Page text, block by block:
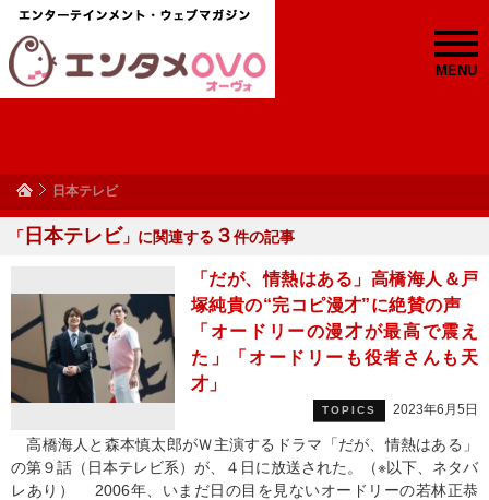
MENU
日本テレビ
「 日本テレビ 」に関連する ３件の記事
「だが、情熱はある」高橋海人＆戸
塚純貴の“完コピ漫才”に絶賛の声
「オードリーの漫才が最高で震え
た」「オードリーも役者さんも天
才」
TOPICS 2023年6月5日
高橋海人と森本慎太郎がＷ主演するドラマ「だが、情熱はある」
の第９話（日本テレビ系）が、４日に放送された。（※以下、ネタバ
レあり） 2006年、いまだ日の目を見ないオードリーの若林正恭